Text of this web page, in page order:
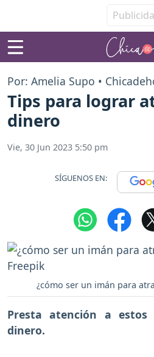
Por: Amelia Supo •
Tips para lograr
dinero
Vie, 30 Jun 2023 5:50 pm
SÍGUENOS EN:
¿cómo ser un imán para
Presta atención a
dinero.